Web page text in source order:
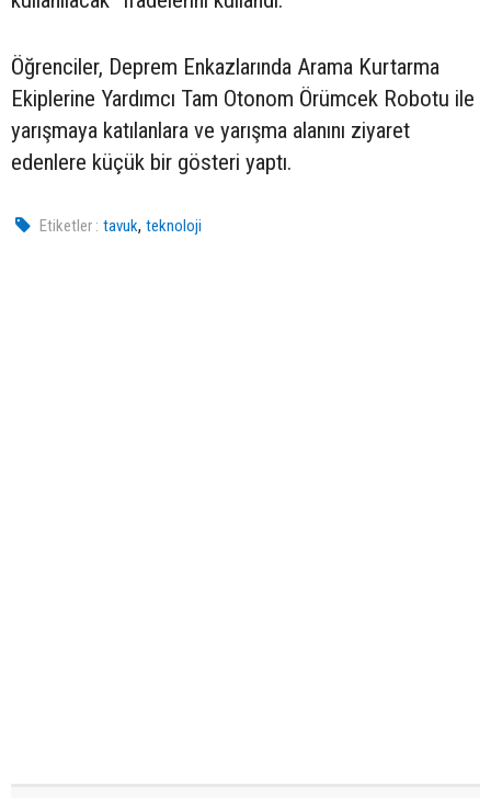
Öğrenciler, Deprem Enkazlarında Arama Kurtarma
Ekiplerine Yardımcı Tam Otonom Örümcek Robotu ile
yarışmaya katılanlara ve yarışma alanını ziyaret
edenlere küçük bir gösteri yaptı.
Etiketler : tavuk,teknoloji